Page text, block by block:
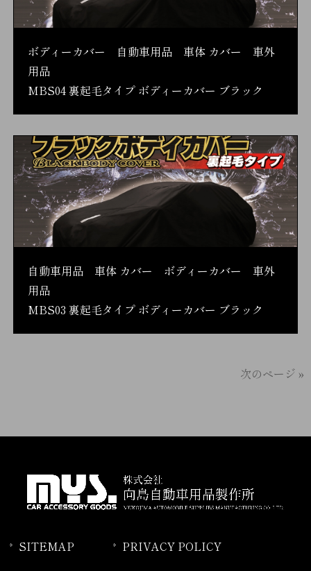
ボディーカバー 自動車用品 車体 カバー 車外
用品
MBS04 裏起毛タイプ ボディーカバー ブラック
自動車用品 車体 カバー ボディーカバー 車外
用品
MBS03 裏起毛タイプ ボディーカバー ブラック
次のページ »
SITEMAP PRIVACY POLICY